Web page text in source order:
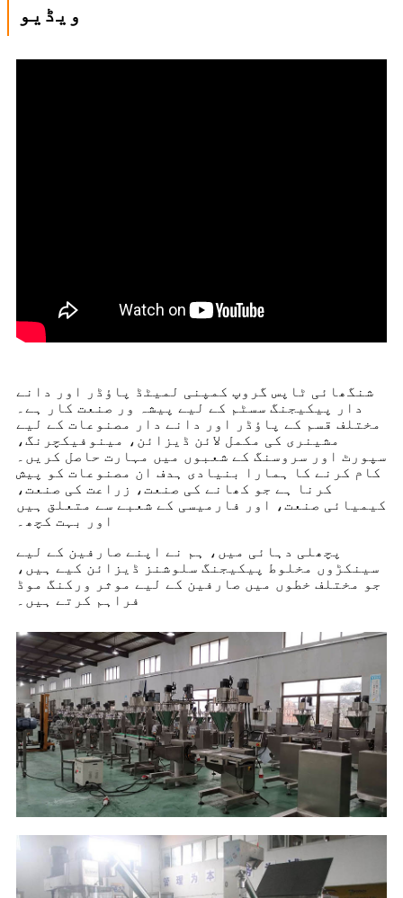
ویڈیو
شنگھائی ٹاپس گروپ کمپنی لمیٹڈ پاؤڈر اور دانے
دار پیکیجنگ سسٹم کے لیے پیشہ ور صنعت کار ہے۔
مختلف قسم کے پاؤڈر اور دانے دار مصنوعات کے لیے
مشینری کی مکمل لائن ڈیزائن، مینوفیکچرنگ،
سپورٹ اور سروسنگ کے شعبوں میں مہارت حاصل کریں۔
کام کرنے کا ہمارا بنیادی ہدف ان مصنوعات کو پیش
کرنا ہے جو کھانے کی صنعت، زراعت کی صنعت،
کیمیائی صنعت، اور فارمیسی کے شعبے سے متعلق ہیں
اور بہت کچھ۔
پچھلی دہائی میں، ہم نے اپنے صارفین کے لیے
سینکڑوں مخلوط پیکیجنگ سلوشنز ڈیزائن کیے ہیں،
جو مختلف خطوں میں صارفین کے لیے موثر ورکنگ موڈ
فراہم کرتے ہیں۔